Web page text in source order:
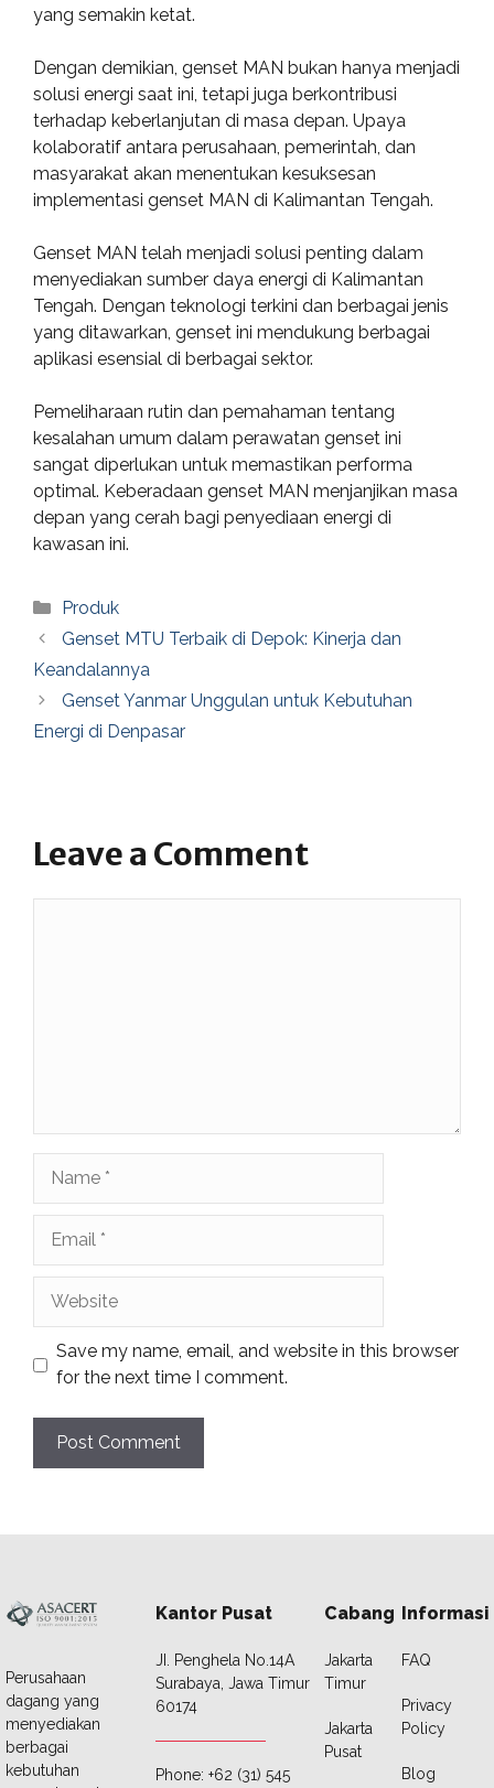
yang semakin ketat.
Dengan demikian, genset MAN bukan hanya menjadi
solusi energi saat ini, tetapi juga berkontribusi
terhadap keberlanjutan di masa depan. Upaya
kolaboratif antara perusahaan, pemerintah, dan
masyarakat akan menentukan kesuksesan
implementasi genset MAN di Kalimantan Tengah.
Genset MAN telah menjadi solusi penting dalam
menyediakan sumber daya energi di Kalimantan
Tengah. Dengan teknologi terkini dan berbagai jenis
yang ditawarkan, genset ini mendukung berbagai
aplikasi esensial di berbagai sektor.
Pemeliharaan rutin dan pemahaman tentang
kesalahan umum dalam perawatan genset ini
sangat diperlukan untuk memastikan performa
optimal. Keberadaan genset MAN menjanjikan masa
depan yang cerah bagi penyediaan energi di
kawasan ini.
Categories
Produk
Genset MTU Terbaik di Depok: Kinerja dan
Keandalannya
Genset Yanmar Unggulan untuk Kebutuhan
Energi di Denpasar
Leave a Comment
Save my name, email, and website in this browser
for the next time I comment.
Perusahaan
dagang yang
menyediakan
berbagai
kebutuhan
Kantor Pusat
JI. Penghela No.14A
Surabaya, Jawa Timur
60174
Phone: +62 (31) 545
Cabang
Jakarta
Timur
Jakarta
Pusat
Informasi
FAQ
Privacy
Policy
Blog